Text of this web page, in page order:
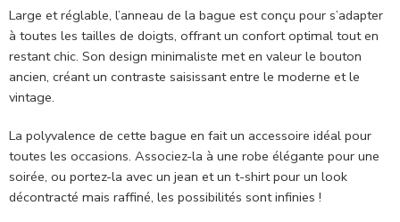
Large et réglable, l’anneau de la bague est conçu pour s’adapter
à toutes les tailles de doigts, offrant un confort optimal tout en
restant chic. Son design minimaliste met en valeur le bouton
ancien, créant un contraste saisissant entre le moderne et le
vintage.
La polyvalence de cette bague en fait un accessoire idéal pour
toutes les occasions. Associez-la à une robe élégante pour une
soirée, ou portez-la avec un jean et un t-shirt pour un look
décontracté mais raffiné, les possibilités sont infinies !